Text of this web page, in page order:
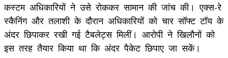
कस्टम अधिकारियों ने उसे रोककर सामान की जांच की। एक्स-रे
स्कैनिंग और तलाशी के दौरान अधिकारियों को चार सॉफ्ट टॉय के
अंदर छिपाकर रखी गई टैबलेट्स मिलीं। आरोपी ने खिलौनों को
इस तरह तैयार किया था कि अंदर पैकेट छिपाए जा सकें।